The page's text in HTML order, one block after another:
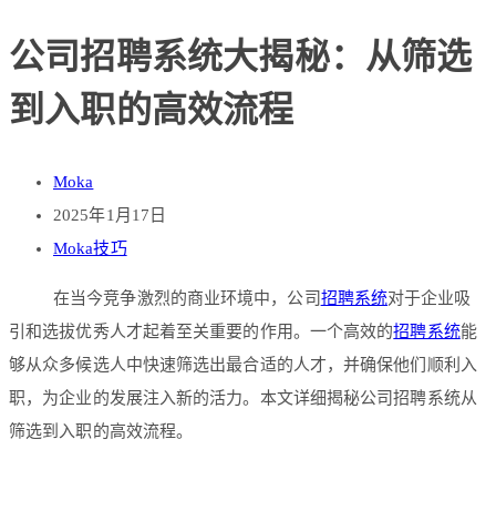
公司招聘系统大揭秘：从筛选
到入职的高效流程
Moka
2025年1月17日
Moka技巧
在当今竞争激烈的商业环境中，公司 招聘系统对于企业吸
引和选拔优秀人才起着至关重要的作用。一个高效的招聘系统能
够从众多候选人中快速筛选出最合适的人才，并确保他们顺利入
职，为企业的发展注入新的活力。本文详细揭秘公司招聘系统从
筛选到入职的高效流程。